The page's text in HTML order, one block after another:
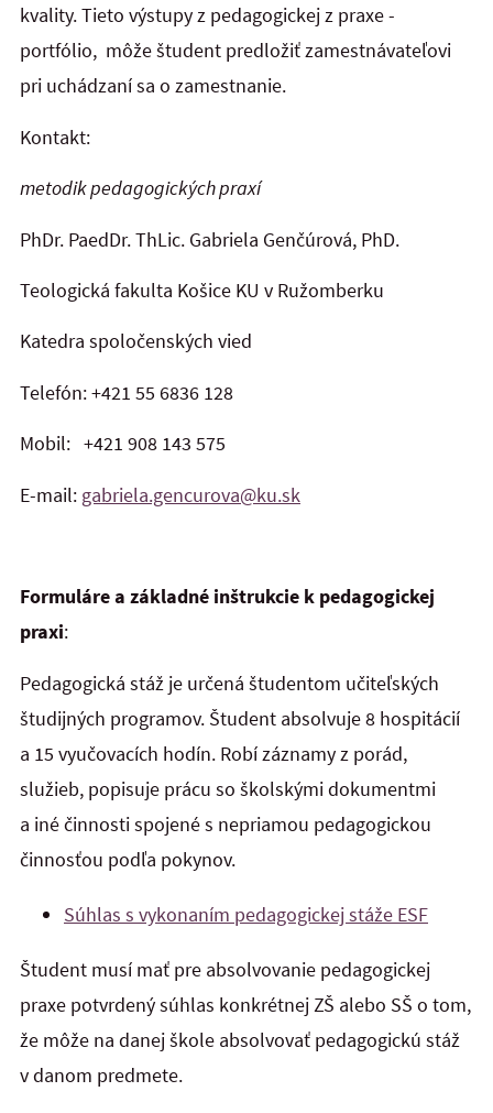
kvality. Tieto výstupy z pedagogickej z praxe -
portfólio, môže študent predložiť zamestnávateľovi
pri uchádzaní sa o zamestnanie.
Kontakt:
metodik pedagogických praxí
PhDr. PaedDr. ThLic. Gabriela Genčúrová, PhD.
Teologická fakulta Košice KU v Ružomberku
Katedra spoločenských vied
Telefón: +421 55 6836 128
Mobil: +421 908 143 575
E-mail: gabriela.gencurova@ku.sk
Formuláre a základné inštrukcie k pedagogickej
praxi:
Pedagogická stáž je určená študentom učiteľských
študijných programov. Študent absolvuje 8 hospitácií
a 15 vyučovacích hodín. Robí záznamy z porád,
služieb, popisuje prácu so školskými dokumentmi
a iné činnosti spojené s nepriamou pedagogickou
činnosťou podľa pokynov.
Súhlas s vykonaním pedagogickej stáže ESF
Študent musí mať pre absolvovanie pedagogickej
praxe potvrdený súhlas konkrétnej ZŠ alebo SŠ o tom,
že môže na danej škole absolvovať pedagogickú stáž
v danom predmete.